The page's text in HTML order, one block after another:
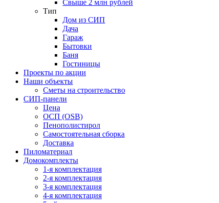
Свыше 2 млн рублей
Тип
Дом из СИП
Дача
Гараж
Бытовки
Баня
Гостиницы
Проекты по акции
Наши объекты
Сметы на строительство
СИП-панели
Цена
ОСП (OSB)
Пенополистирол
Самостоятельная сборка
Доставка
Пиломатериал
Домокомплекты
1-я комплектация
2-я комплектация
3-я комплектация
4-я комплектация